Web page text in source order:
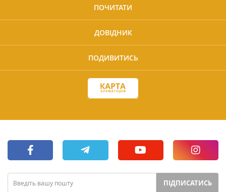
ПОЧИТАТИ
ДОВІДНИК
ПОДИВИТИСЬ
ПІДПИСАТИСЬ